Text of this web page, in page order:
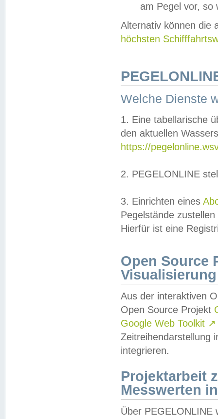
am Pegel vor,
Alternativ können die
höchsten
Welche Dienste
1. Eine tabellarische
den aktuellen
https://
2. PEGELONLINE
3. Einrichten eines
Pegelstände
Hierfür ist eine
Open Source
Visualisierung
Aus der interaktiven
Open Source Projekt
Google Web Toolkit ↗
Zeitreihendarstellung
integrieren.
Projektarbeit
Messwerten
Über PEGELONLINE